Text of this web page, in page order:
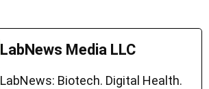
LabNews Media LLC
LabNews: Biotech. Digital Health.